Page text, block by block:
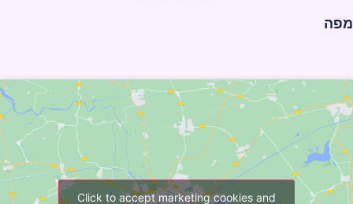
מפה
Click to accept marketing cookies and